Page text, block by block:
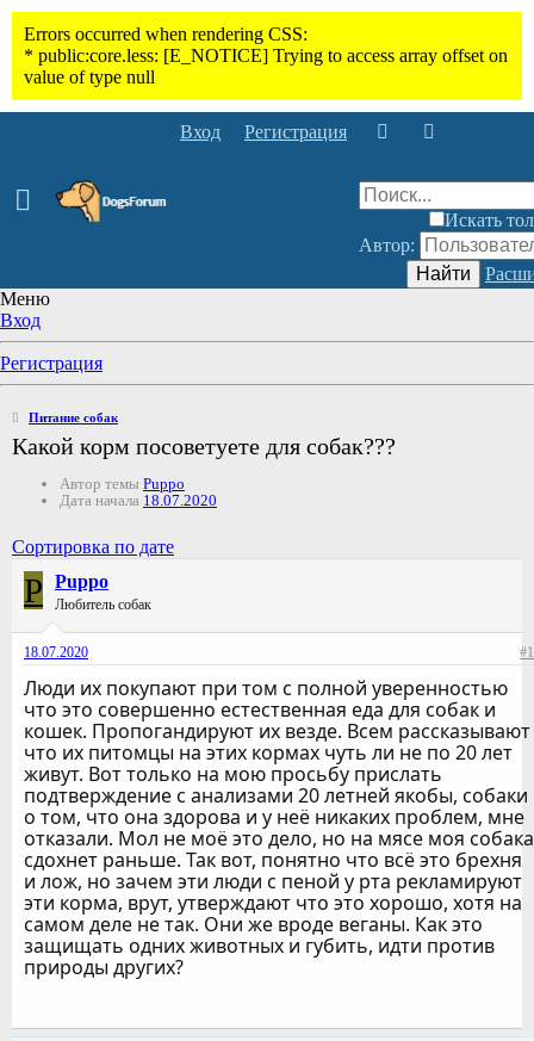
Вход Регистрация
Искать
Автор:
Найти
Меню
Вход
Регистрация
Питание собак
Какой корм посоветуете для собак???
Автор темы Puppo
Дата начала 18.07.2020
Сортировка по дате
P Puppo
Любитель собак
18.07.2020 #1
Люди их покупают при том с полной уверенностью
что это совершенно естественная еда для собак и
кошек. Пропогандируют их везде. Всем рассказывают
что их питомцы на этих кормах чуть ли не по 20 лет
живут. Вот только на мою просьбу прислать
подтверждение с анализами 20 летней якобы, собаки
о том, что она здорова и у неё никаких проблем, мне
отказали. Мол не моё это дело, но на мясе моя собака
сдохнет раньше. Так вот, понятно что всё это брехня
и лож, но зачем эти люди с пеной у рта рекламируют
эти корма, врут, утверждают что это хорошо, хотя на
самом деле не так. Они же вроде веганы. Как это
защищать одних животных и губить, идти против
природы других?